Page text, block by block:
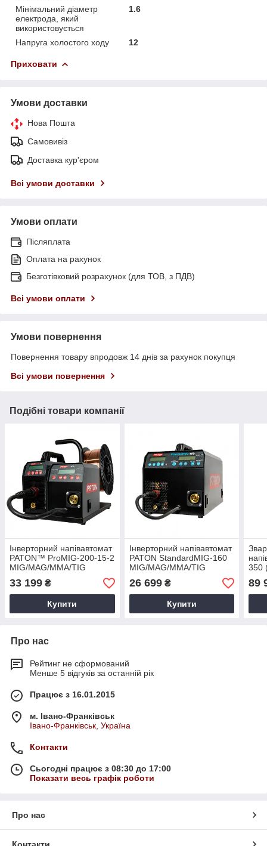
Мінімальний діаметр
електрода, який
використовується
1.6
Напруга холостого ходу 12
Приховати
Умови доставки
Нова Пошта
Самовивіз
Доставка кур'єром
Всі умови доставки
Умови оплати
Післяплата
Оплата на рахунок
Безготівковий розрахунок (для ТОВ, з ПДВ)
Всі умови оплати
Умови повернення
Повернення товару впродовж 14 днів за рахунок покупця
Всі умови повернення
Подібні товари компанії
Інверторний напівавтомат
PATON™ ProMIG-200-15-2
MIG/MAG/MMA/TIG
33 199 ₴
Купити
Інверторний напівавтомат
PATON StandardMIG-160
MIG/MAG/MMA/TIG
26 699₴
Купити
350
89
Про нас
Рейтинг не сформований
Менше 5 відгуків за останній рік
Працює з 16.01.2015
м. Івано-Франківськ
Івано-Франківськ, Україна
Контакти
Сьогодні працює з 08:30 до 17:00
Показати весь графік роботи
Про нас